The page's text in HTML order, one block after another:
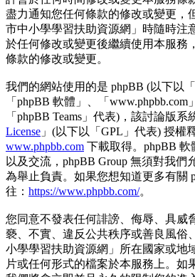
盡力通知您任何條款的修改或變更，
市中小學學習扶助資源網」時隨時注
於任何修改或變更後繼續使用本服務
條款的修改或變更。
我們的網站使用的是 phpBB (以下以
「phpBB 軟體」、「www.phpbb.com
「phpBB Teams」代表)，該討論版系
License 」(以下以「GPL」代表) 授權
www.phpbb.com 下載取得。phpBB
以及交流，phpBB Group 無須對我們
為舉止負責。如果您想知道更多有關
往： https://www.phpbb.com/。
您同意不發表任何誹謗、侮辱、具威
褻、不實、違反公共秩序或善良風俗
小學學習扶助資源網」所在國家或地
片或任何形式的檔案於本服務上。如